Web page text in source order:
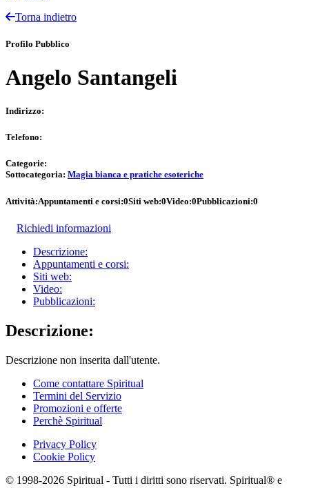
Torna indietro
Profilo Pubblico
Angelo Santangeli
Indirizzo:
Telefono:
Categorie:
Sottocategoria: Magia bianca e pratiche esoteriche
Attività:Appuntamenti e corsi:0Siti web:0Video:0Pubblicazioni:0
Richiedi informazioni
Descrizione:
Appuntamenti e corsi:
Siti web:
Video:
Pubblicazioni:
Descrizione:
Descrizione non inserita dall'utente.
Come contattare Spiritual
Termini del Servizio
Promozioni e offerte
Perchè Spiritual
Privacy Policy
Cookie Policy
© 1998-2026 Spiritual - Tutti i diritti sono riservati. Spiritual® e